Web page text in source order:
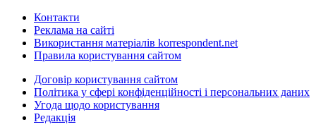
Контакти
Реклама на сайті
Використання матеріалів korrespondent.net
Правила користування сайтом
Договір користування сайтом
Політика у сфері конфіденційності і персональних даних
Угода щодо користування
Редакція